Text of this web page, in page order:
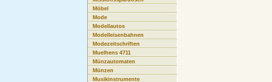
Möbel
Mode
Modellautos
Modelleisenbahnen
Modezeitschriften
Muelhens 4711
Münzautomaten
Münzen
Musikinstrumente